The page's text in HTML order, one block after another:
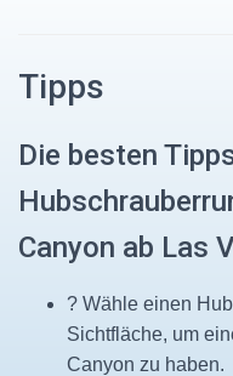
Tipps
Die besten
Canyon ab Las
? Wähle einen
Sichtfläche, um
Canyon zu haben.